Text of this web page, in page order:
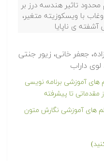
تاثیر هندسه درز بر
با ویسکوزیته متغیر،
ی ناپایا
جعفر خانی، زیور جنتی
داراب
های آموزشی برنامه نویسی
مقدماتی تا پیشرفته
های آموزشی نگارش متون